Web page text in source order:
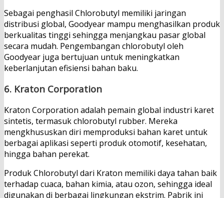
Sebagai penghasil Chlorobutyl memiliki jaringan
distribusi global, Goodyear mampu menghasilkan produk
berkualitas tinggi sehingga menjangkau pasar global
secara mudah. Pengembangan chlorobutyl oleh
Goodyear juga bertujuan untuk meningkatkan
keberlanjutan efisiensi bahan baku.
6. Kraton Corporation
Kraton Corporation adalah pemain global industri karet
sintetis, termasuk chlorobutyl rubber. Mereka
mengkhususkan diri memproduksi bahan karet untuk
berbagai aplikasi seperti produk otomotif, kesehatan,
hingga bahan perekat.
Produk Chlorobutyl dari Kraton memiliki daya tahan baik
terhadap cuaca, bahan kimia, atau ozon, sehingga ideal
digunakan di berbagai lingkungan ekstrim. Pabrik ini